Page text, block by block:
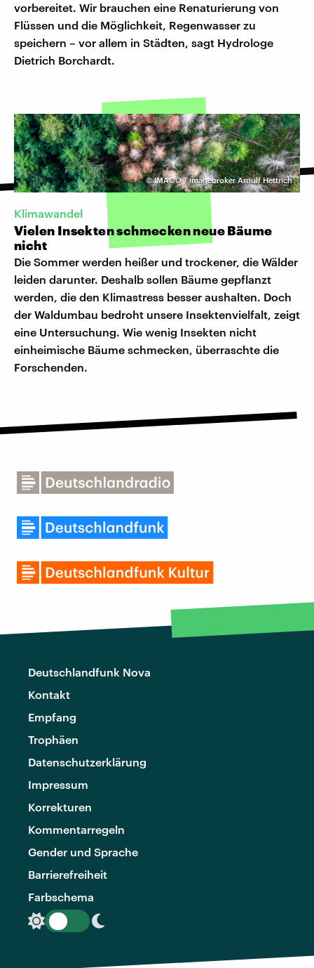
vorbereitet. Wir brauchen eine Renaturierung von
Flüssen und die Möglichkeit, Regenwasser zu
speichern – vor allem in Städten, sagt Hydrologe
Dietrich Borchardt.
©IMAGO / imagebroker Arnulf Hettrich
Klimawandel
Vielen Insekten schmecken neue Bäume
nicht
Die Sommer werden heißer und trockener, die Wälder
leiden darunter. Deshalb sollen Bäume gepflanzt
werden, die den Klimastress besser aushalten. Doch
der Waldumbau bedroht unsere Insektenvielfalt, zeigt
eine Untersuchung. Wie wenig Insekten nicht
einheimische Bäume schmecken, überraschte die
Forschenden.
Deutschlandfunk Nova
Kontakt
Empfang
Trophäen
Datenschutzerklärung
Impressum
Korrekturen
Kommentarregeln
Gender und Sprache
Barrierefreiheit
Farbschema